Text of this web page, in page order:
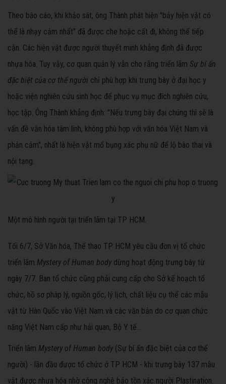
Theo báo cáo, khi khảo sát, ông Thành phát hiện "bảy hiện vật có
thể là nhạy cảm nhất" đã được che hoặc cất đi, không thể tiếp
cận. Các hiện vật được người thuyết minh khẳng định đã được
nhựa hóa. Tuy vậy, cơ quan quản lý vẫn cho rằng triển lãm Sự bí ẩn
đặc biệt của cơ thể người chỉ phù hợp khi trưng bày ở đại học y
hoặc viện nghiên cứu sinh học để phục vụ mục đích nghiên cứu,
học tập. Ông Thành khẳng định: "Nếu trưng bày đại chúng thì sẽ là
vấn đề văn hóa tâm linh, không phù hợp với văn hóa Việt Nam và
phản cảm", nhất là hiện vật mổ bụng xác phụ nữ để lộ bào thai và
nội tạng.
Một mô hình người tại triển lãm tại TP HCM.
Tối 6/7, Sở Văn hóa, Thể thao TP HCM yêu cầu đơn vị tổ chức
triển lãm Mystery of Human bodydừng hoạt động trưng bày từ
ngày 7/7. Ban tổ chức cũng phải cung cấp cho Sở kế hoạch tổ
chức, hồ sơ pháp lý, nguồn gốc, lý lịch, chất liệu cụ thể các mẫu
vật từ Hàn Quốc vào Việt Nam và các văn bản do cơ quan chức
năng Việt Nam cấp như hải quan, Bộ Y tế...
Triển lãm Mystery of Human body(Sự bí ẩn đặc biệt của cơ thể
người) - lần đầu được tổ chức ở TP HCM - khi trưng bày 137 mẫu
vật được nhựa hóa nhờ công nghệ bảo tồn xác người Plastination.